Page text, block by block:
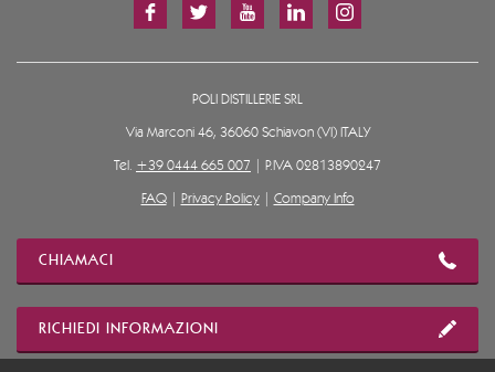
POLI DISTILLERIE SRL
Via Marconi 46, 36060 Schiavon (VI) ITALY
Tel. +39 0444 665 007 | P.IVA 02813890247
FAQ| Privacy Policy| Company Info
CHIAMACI
RICHIEDI INFORMAZIONI